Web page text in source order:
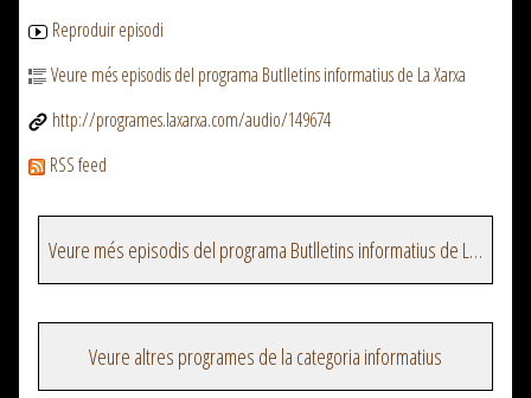
Reproduir episodi
Veure més episodis del programa Butlletins informatius de La Xarxa
http://programes.laxarxa.com/audio/149674
RSS feed
Veure més episodis del programa Butlletins informatius de La Xarxa
Veure altres programes de la categoria informatius